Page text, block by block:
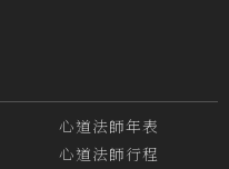
心道法師年表
心道法師行程